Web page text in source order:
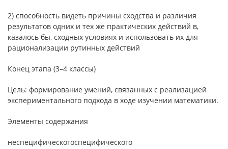
2) способность видеть причины сходства и различия
результатов одних и тех же практических действий в,
казалось бы, сходных условиях и использовать их для
рационализации рутинных действий
Конец этапа (3–4 классы)
Цель: формирование умений, связанных с реализацией
экспериментального подхода в ходе изучении математики.
Элементы содержания
неспецифическогоспецифического